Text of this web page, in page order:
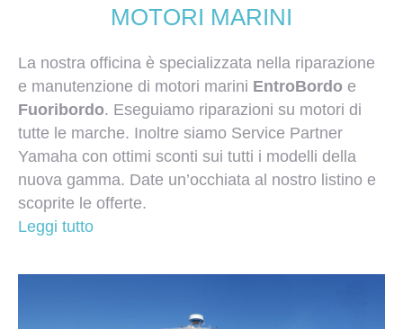
MOTORI MARINI
La nostra officina è specializzata nella riparazione
e manutenzione di motori marini EntroBordo e
Fuoribordo. Eseguiamo riparazioni su motori di
tutte le marche. Inoltre siamo Service Partner
Yamaha con ottimi sconti sui tutti i modelli della
nuova gamma. Date un’occhiata al nostro listino e
scoprite le offerte.
Leggi tutto